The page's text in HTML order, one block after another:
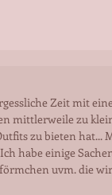
Zeit mit
mittlerweile zu
zu bieten hat...
habe einige
uvm. die